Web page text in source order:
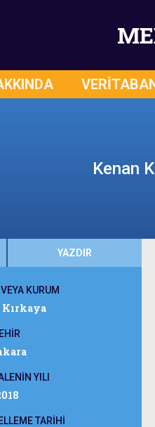
Kenan
YAZDIR
KURUM
Kırkaya
YILI
TARİHİ